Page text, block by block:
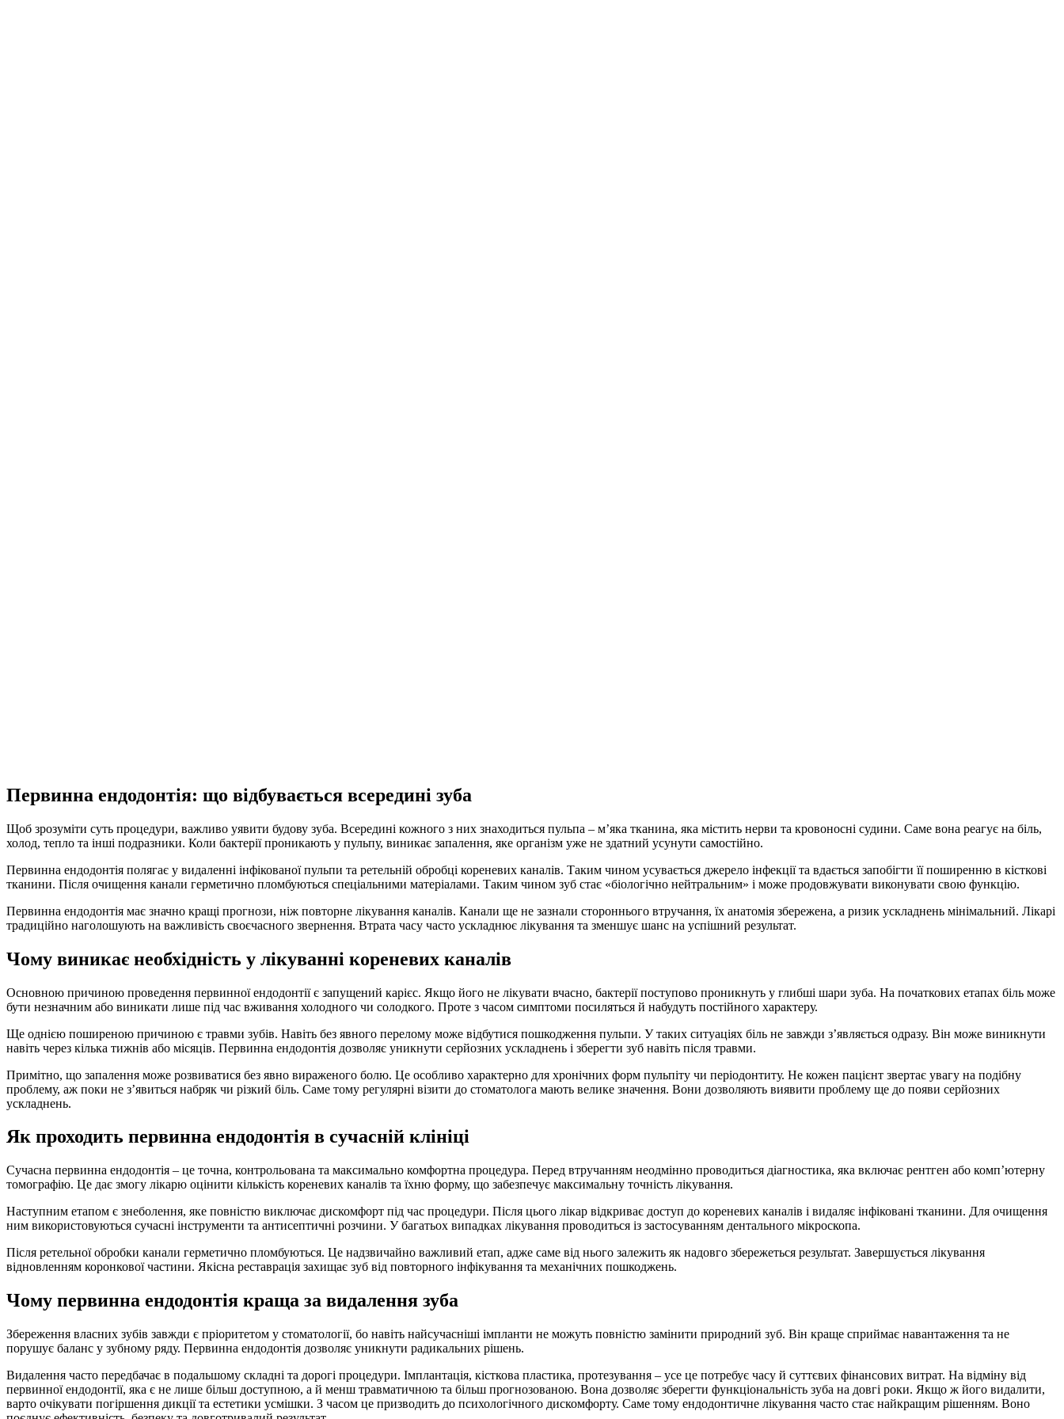
Первинна ендодонтія: що відбувається всередині зуба
Щоб зрозуміти суть процедури, важливо уявити будову зуба. Всередині кожного з них знаходиться пульпа – м’яка тканина, яка містить нерви та кровоносні судини. Саме вона реагує на біль,
холод, тепло та інші подразники. Коли бактерії проникають у пульпу, виникає запалення, яке організм уже не здатний усунути самостійно.
Первинна ендодонтія полягає у видаленні інфікованої пульпи та ретельній обробці кореневих каналів. Таким чином усувається джерело інфекції та вдається запобігти її поширенню в кісткові
тканини. Після очищення канали герметично пломбуються спеціальними матеріалами. Таким чином зуб стає «біологічно нейтральним» і може продовжувати виконувати свою функцію.
Первинна ендодонтія має значно кращі прогнози, ніж повторне лікування каналів. Канали ще не зазнали стороннього втручання, їх анатомія збережена, а ризик ускладнень мінімальний. Лікарі
традиційно наголошують на важливість своєчасного звернення. Втрата часу часто ускладнює лікування та зменшує шанс на успішний результат.
Чому виникає необхідність у лікуванні кореневих каналів
Основною причиною проведення первинної ендодонтії є запущений карієс. Якщо його не лікувати вчасно, бактерії поступово проникнуть у глибші шари зуба. На початкових етапах біль може
бути незначним або виникати лише під час вживання холодного чи солодкого. Проте з часом симптоми посиляться й набудуть постійного характеру.
Ще однією поширеною причиною є травми зубів. Навіть без явного перелому може відбутися пошкодження пульпи. У таких ситуаціях біль не завжди з’являється одразу. Він може виникнути
навіть через кілька тижнів або місяців. Первинна ендодонтія дозволяє уникнути серйозних ускладнень і зберегти зуб навіть після травми.
Примітно, що запалення може розвиватися без явно вираженого болю. Це особливо характерно для хронічних форм пульпіту чи періодонтиту. Не кожен пацієнт звертає увагу на подібну
проблему, аж поки не з’явиться набряк чи різкий біль. Саме тому регулярні візити до стоматолога мають велике значення. Вони дозволяють виявити проблему ще до появи серйозних
ускладнень.
Як проходить первинна ендодонтія в сучасній клініці
Сучасна первинна ендодонтія – це точна, контрольована та максимально комфортна процедура. Перед втручанням неодмінно проводиться діагностика, яка включає рентген або комп’ютерну
томографію. Це дає змогу лікарю оцінити кількість кореневих каналів та їхню форму, що забезпечує максимальну точність лікування.
Наступним етапом є знеболення, яке повністю виключає дискомфорт під час процедури. Після цього лікар відкриває доступ до кореневих каналів і видаляє інфіковані тканини. Для очищення
ним використовуються сучасні інструменти та антисептичні розчини. У багатьох випадках лікування проводиться із застосуванням дентального мікроскопа.
Після ретельної обробки канали герметично пломбуються. Це надзвичайно важливий етап, адже саме від нього залежить як надовго збережеться результат. Завершується лікування
відновленням коронкової частини. Якісна реставрація захищає зуб від повторного інфікування та механічних пошкоджень.
Чому первинна ендодонтія краща за видалення зуба
Збереження власних зубів завжди є пріоритетом у стоматології, бо навіть найсучасніші імпланти не можуть повністю замінити природний зуб. Він краще сприймає навантаження та не
порушує баланс у зубному ряду. Первинна ендодонтія дозволяє уникнути радикальних рішень.
Видалення часто передбачає в подальшому складні та дорогі процедури. Імплантація, кісткова пластика, протезування – усе це потребує часу й суттєвих фінансових витрат. На відміну від
первинної ендодонтії, яка є не лише більш доступною, а й менш травматичною та більш прогнозованою. Вона дозволяє зберегти функціональність зуба на довгі роки. Якщо ж його видалити,
варто очікувати погіршення дикції та естетики усмішки. З часом це призводить до психологічного дискомфорту. Саме тому ендодонтичне лікування часто стає найкращим рішенням. Воно